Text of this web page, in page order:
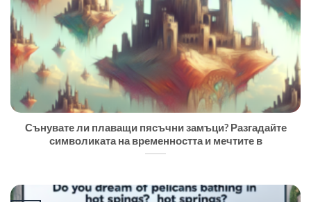
Сънувате ли плаващи пясъчни замъци? Разгадайте
символиката на временността и мечтите в